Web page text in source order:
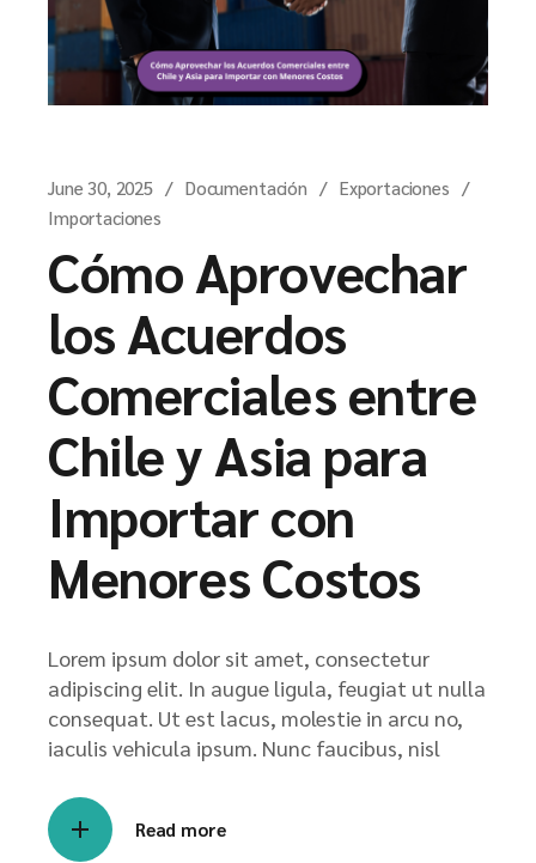
June 30, 2025 Documentación
Exportaciones
Importaciones
Cómo Aprovechar
los Acuerdos
Comerciales entre
Chile y Asia para
Importar con
Menores Costos
Lorem ipsum dolor sit amet, consectetur
adipiscing elit. In augue ligula, feugiat ut nulla
consequat. Ut est lacus, molestie in arcu no,
iaculis vehicula ipsum. Nunc faucibus, nisl
Read more